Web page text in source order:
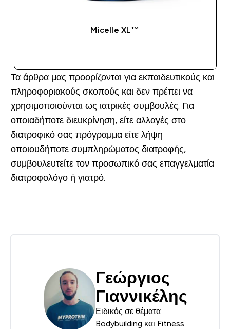
Micelle XL™
Τα άρθρα μας προορίζονται για εκπαιδευτικούς και
πληροφοριακούς σκοπούς και δεν πρέπει να
χρησιμοποιούνται ως ιατρικές συμβουλές. Για
οποιαδήποτε διευκρίνηση, είτε αλλαγές στο
διατροφικό σας πρόγραμμα είτε λήψη
οποιουδήποτε συμπληρώματος διατροφής,
συμβουλευτείτε τον προσωπικό σας επαγγελματία
διατροφολόγο ή γιατρό.
Γεώργιος
Γιαννικέλης
Ειδικός σε θέματα
Bodybuilding και Fitness